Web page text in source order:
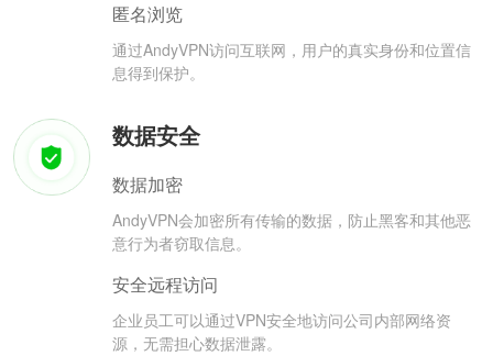
匿名浏览
通过AndyVPN访问互联网，用户的真实身份和位置信
息得到保护。
数据安全
数据加密
AndyVPN会加密所有传输的数据，防止黑客和其他恶
意行为者窃取信息。
安全远程访问
企业员工可以通过VPN安全地访问公司内部网络资
源，无需担心数据泄露。